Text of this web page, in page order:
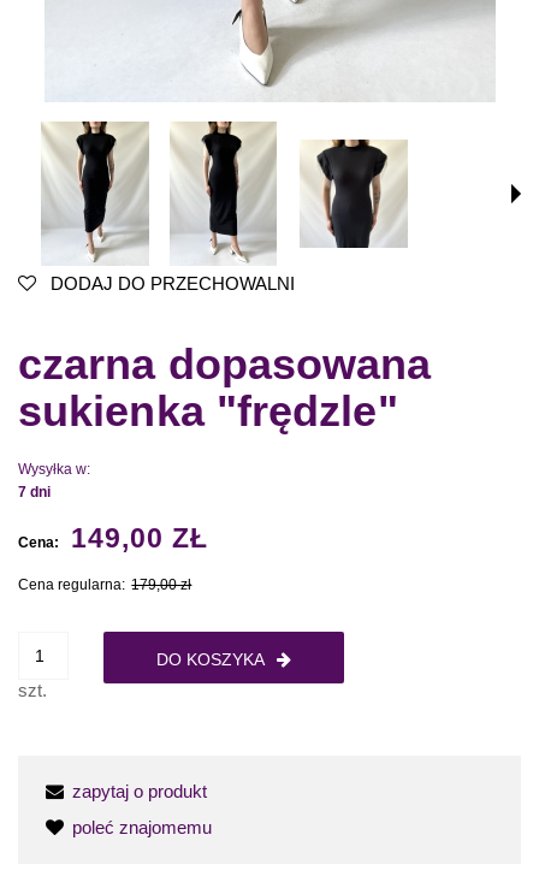
DODAJ DO PRZECHOWALNI
czarna dopasowana
sukienka "frędzle"
Wysyłka w:
7 dni
Cena: 149,00 ZŁ
Cena regularna: 179,00 zł
szt.
DO KOSZYKA
zapytaj o produkt
poleć znajomemu